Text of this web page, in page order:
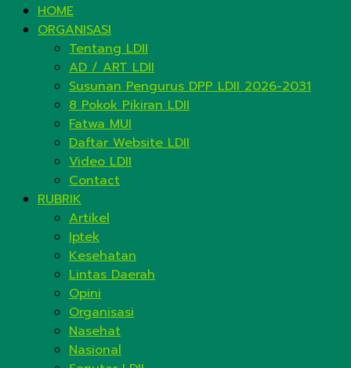
HOME
ORGANISASI
Tentang LDII
AD / ART LDII
Susunan Pengurus DPP LDII 2026-2031
8 Pokok Pikiran LDII
Fatwa MUI
Daftar Website LDII
Video LDII
Contact
RUBRIK
Artikel
Iptek
Kesehatan
Lintas Daerah
Opini
Organisasi
Nasehat
Nasional